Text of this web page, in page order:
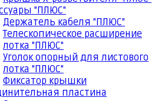
"ПЛЮС"
Держатель кабеля "ПЛЮС"
Телескопическое расширение
лотка "ПЛЮС"
Уголок опорный для листового
лотка "ПЛЮС"
Фиксатор крышки
пластина